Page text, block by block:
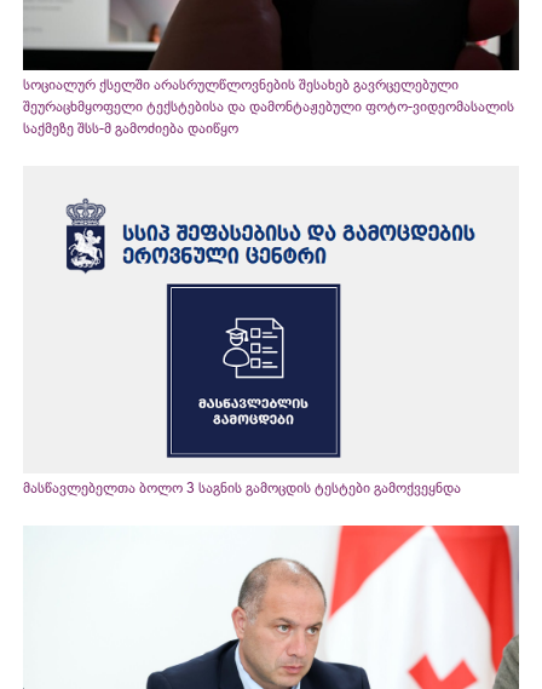
სოციალურ ქსელში არასრულწლოვნების შესახებ გავრცელებული
შეურაცხმყოფელი ტექსტებისა და დამონტაჟებული ფოტო-ვიდეომასალის
საქმეზე შსს-მ გამოძიება დაიწყო
მასწავლებელთა ბოლო 3 საგნის გამოცდის ტესტები გამოქვეყნდა